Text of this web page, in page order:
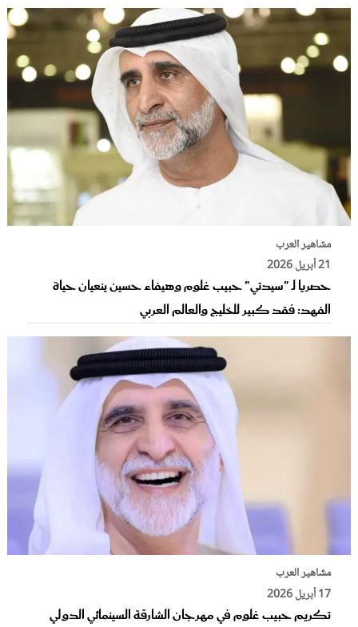
مشاهير العرب
21 أبريل 2026
حصريا لـ "سيدتي" حبيب غلوم وهيفاء حسين ينعيان حياة
الفهد: فقد كبير للخليج والعالم العربي
مشاهير العرب
17 أبريل 2026
تكريم حبيب غلوم في مهرجان الشارقة السينمائي الدولي